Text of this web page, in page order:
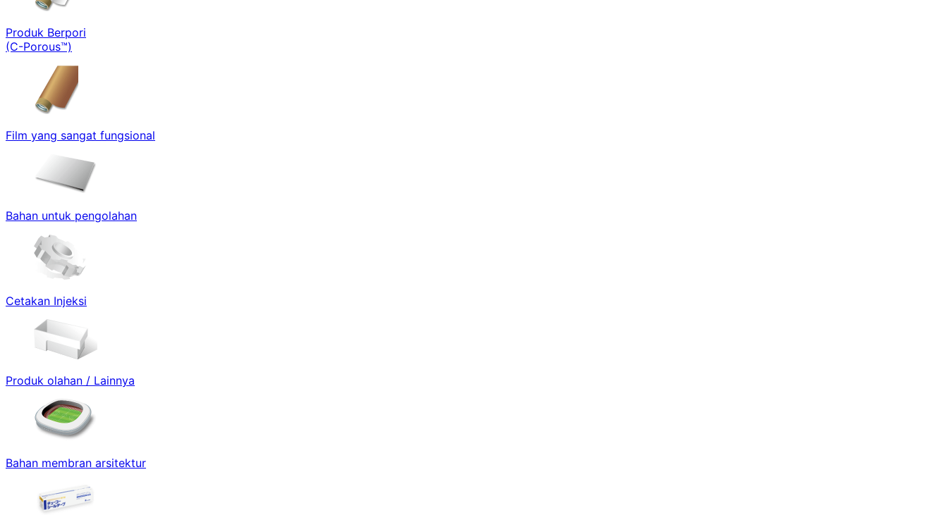
Produk Berpori
(C-Porous™)
Film yang sangat fungsional
Bahan untuk pengolahan
Cetakan Injeksi
Produk olahan / Lainnya
Bahan membran arsitektur